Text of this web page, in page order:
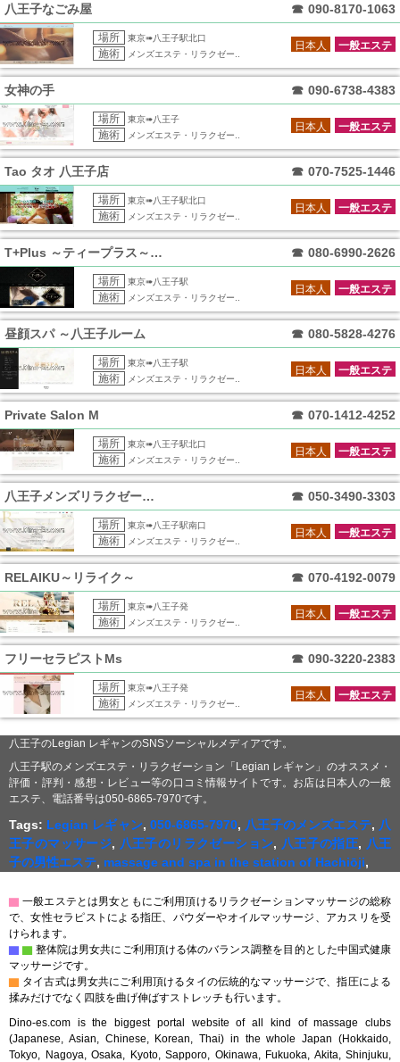
八王子なごみ屋 ☎ 090-8170-1063
場所 東京➠八王子駅北口
施術 メンズエステ・リラクゼー..
一般エステ
日本人
女神の手 ☎ 090-6738-4383
場所 東京➠八王子
施術 メンズエステ・リラクゼー..
一般エステ
日本人
Tao タオ 八王子店 ☎ 070-7525-1446
場所 東京➠八王子駅北口
施術 メンズエステ・リラクゼー..
一般エステ
日本人
T+Plus ～ティープラス～ 八王子店 ☎ 080-6990-2626
場所 東京➠八王子駅
施術 メンズエステ・リラクゼー..
一般エステ
日本人
昼顔スパ ～八王子ルーム ☎ 080-5828-4276
場所 東京➠八王子駅
施術 メンズエステ・リラクゼー..
一般エステ
日本人
Private Salon M ☎ 070-1412-4252
場所 東京➠八王子駅北口
施術 メンズエステ・リラクゼー..
一般エステ
日本人
八王子メンズリラクゼーション RERE ☎ 050-3490-3303
場所 東京➠八王子駅南口
施術 メンズエステ・リラクゼー..
一般エステ
日本人
RELAIKU～リライク～ ☎ 070-4192-0079
場所 東京➠八王子発
施術 メンズエステ・リラクゼー..
一般エステ
日本人
フリーセラピストMs ☎ 090-3220-2383
場所 東京➠八王子発
施術 メンズエステ・リラクゼー..
一般エステ
日本人
八王子のLegian レギャンのSNSソーシャルメディアです。
八王子駅のメンズエステ・リラクゼーション「Legian レギャン」のオススメ・
評価・評判・感想・レビュー等の口コミ情報サイトです。お店は日本人の一般
エステ、電話番号は050-6865-7970です。
Tags: Legian レギャン,050-6865-7970, 八王子のメンズエステ, 八
王子のマッサージ, 八王子のリラクゼーション, 八王子の指圧, 八王
子の男性エステ, massage and spa in the station of Hachiōji,
▇ 一般エステとは男女ともにご利用頂けるリラクゼーションマッサージの総称
で、女性セラピストによる指圧、パウダーやオイルマッサージ、アカスリを受
けられます。
▇ ▇ 整体院は男女共にご利用頂ける体のバランス調整を目的とした中国式健康
マッサージです。
▇ タイ古式は男女共にご利用頂けるタイの伝統的なマッサージで、指圧による
揉みだけでなく四肢を曲げ伸ばすストレッチも行います。
Dino-es.com is the biggest portal website of all kind of massage clubs
(Japanese, Asian, Chinese, Korean, Thai) in the whole Japan (Hokkaido,
Tokyo, Nagoya, Osaka, Kyoto, Sapporo, Okinawa, Fukuoka, Akita, Shinjuku,